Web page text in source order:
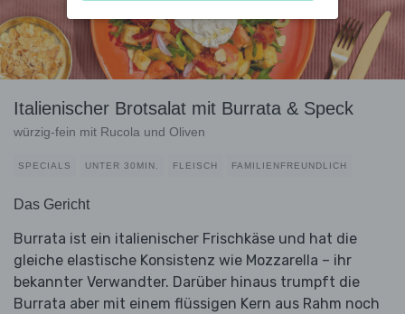
Italienischer Brotsalat mit Burrata & Speck
würzig-fein mit Rucola und Oliven
SPECIALS UNTER 30MIN. FLEISCH FAMILIENFREUNDLICH
Das Gericht
Burrata ist ein italienischer Frischkäse und hat die
gleiche elastische Konsistenz wie Mozzarella – ihr
bekannter Verwandter. Darüber hinaus trumpft die
Burrata aber mit einem flüssigen Kern aus Rahm noch